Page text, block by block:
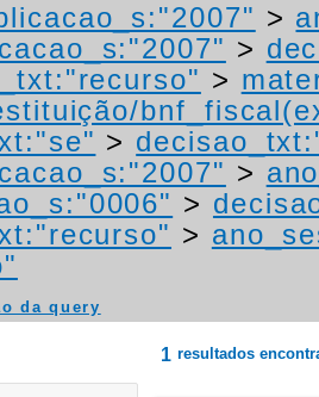
>
>
>
>
>
>
>
da query
1 resultados